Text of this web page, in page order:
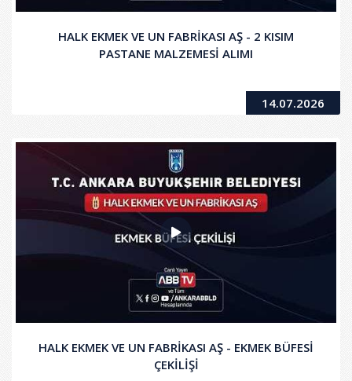
HALK EKMEK VE UN FABRİKASI AŞ - 2 KISIM
PASTANE MALZEMESİ ALIMI
14.07.2026
HALK EKMEK VE UN FABRİKASI AŞ - EKMEK BÜFESİ
ÇEKİLİŞİ